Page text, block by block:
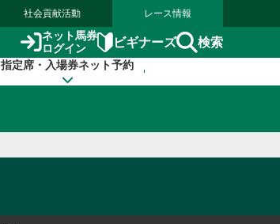
社会貢献活動 レース情報
ネット馬券
ログイン
ビギナーズ 検索
指定席・入場券ネット予約